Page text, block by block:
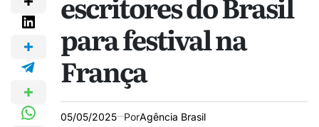
para festival na
França
05/05/2025 PorAgência Brasil